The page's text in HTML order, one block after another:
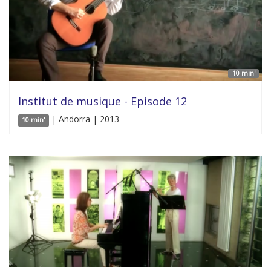
10 min'
Institut de musique - Episode 12
10 min' | Andorra | 2013